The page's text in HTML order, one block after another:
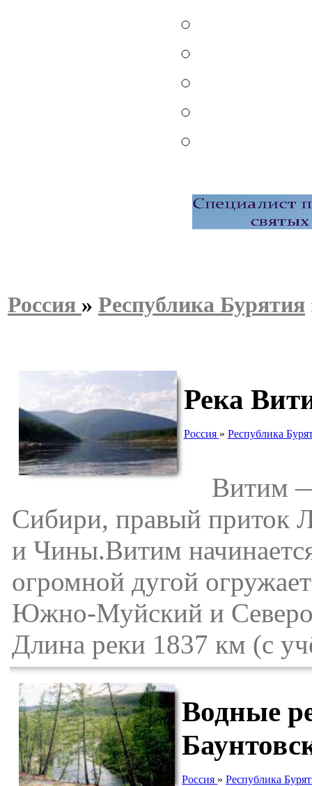
Россия » Республика Бурятия
Река
Россия » Республика
Витим —
Сибири, правый приток
и Чины.Витим
огромной дугой
Южно-Муйский и
Длина реки 1837 км (с
Водные
Россия »Республика